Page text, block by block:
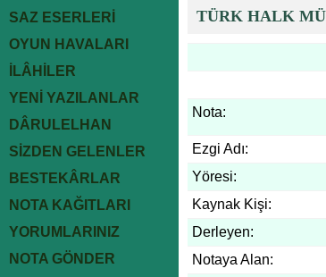
SAZ ESERLERİ
OYUN HAVALARI
İLÂHİLER
YENİ YAZILANLAR
DÂRULELHAN
SİZDEN GELENLER
BESTEKÂRLAR
NOTA KAĞITLARI
YORUMLARINIZ
NOTA GÖNDER
TÜRK HALK
Nota:
Ezgi Adı:
Yöresi:
Kaynak Kişi:
Derleyen:
Notaya Alan: